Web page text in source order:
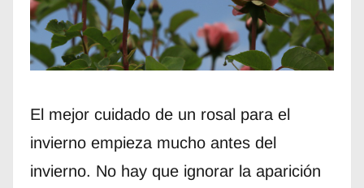
El mejor cuidado de un rosal para el
invierno empieza mucho antes del
invierno. No hay que ignorar la aparición